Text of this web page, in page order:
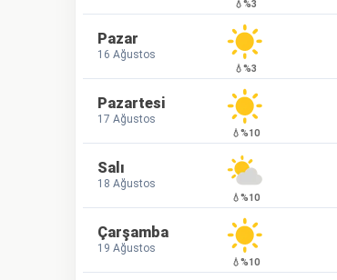
💧%3
Pazar
16 Ağustos
💧%3
Pazartesi
17 Ağustos
💧%10
Salı
18 Ağustos
💧%10
Çarşamba
19 Ağustos
💧%10